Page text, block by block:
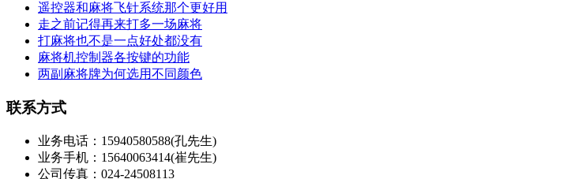
遥控器和麻将飞针系统那个更好用
走之前记得再来打多一场麻将
打麻将也不是一点好处都没有
麻将机控制器各按键的功能
两副麻将牌为何选用不同颜色
联系方式
业务电话：15940580588(孔先生)
业务手机：15640063414(崔先生)
公司传真：024-24508113